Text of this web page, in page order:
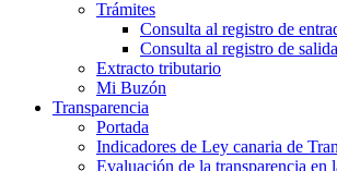
Trámites
Consulta al registro de
Consulta al registro de salida
Extracto tributario
Mi Buzón
Transparencia
Portada
Indicadores de Ley canaria de
Evaluación de la transparencia en